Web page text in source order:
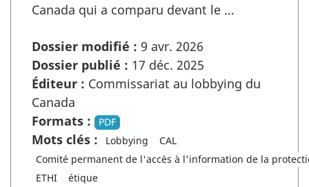
Canada qui a comparu devant le …
Dossier modifié : 9 avr. 2026
Dossier publié : 17 déc. 2025
Éditeur : Commissariat au lobbying du
Canada
Formats :
PDF
Mots clés : Lobbying
CAL
Comité permanent de l'accès à l'information de la
ETHI
étique